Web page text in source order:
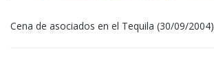
Cena de asociados en el Tequila (30/09/2004)